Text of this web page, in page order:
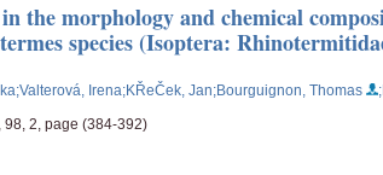
the morphology and chemical
species (Isoptera:
;Valterová, Irena;KŘeČek, Jan;Bourguignon, Thomas
2, page (384-392)